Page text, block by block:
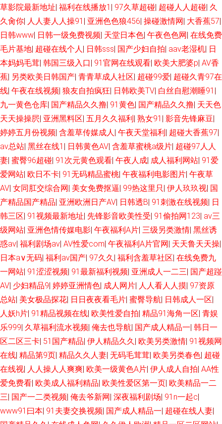
草影院最新地址| 福利在线播放1 | 97久草超碰| 超碰人人超碰| 久
久肏你| 人人妻人人操91 | 亚洲色色狼456| 操碰激情网| 大香蕉57|
日韩www| 日韩一级免费视频| 天堂日本色| 午夜色色网| 在线免费
毛片基地| 超碰在线个人| 日韩sss| 国产少妇自拍| aav老湿机| 日
本妈妈毛茸| 韩国三级入口| 91官网在线观看| 欧美大肥婆p| AV香
蕉| 另类欧美日韩国产| 青青草成人社区| 超碰99爱| 超碰久青97在
线| 午夜在线视频| 狼友自拍疯狂| 日韩欧美TV| 白丝自慰潮睡91 |
九一黄色仓库| 国产精品久久撸| 91黄色| 国产精品久久撸| 天天色
天天操操屄| 亚洲黑料区| 五月久久福利| 熟女91 | 影音先锋麻豆|
婷婷五月份视频| 含羞草传媒成人| 午夜天堂福利| 超碰大香蕉97|
av总站| 黑丝在线1 | 日韩黄色AV| 含羞草蜜桃a级片| 超碰97人人
妻| 蜜臀96超碰| 91次元黄色观看| 午夜人成| 成人福利网站| 91爱
爱网站| 欧日不卡| 91无码精品蜜桃| 午夜福利电影图片| 午夜草
AV| 女同肛交综合网| 美女免费抠逼| 99热这里只| 伊人玖玖视| 国
产精品国产精品| 亚洲欧洲日产AV| 日韩透B| 91刺激在线视频| 日
韩三区| 91视频最新地址| 先锋影音欧美性受| 91偷拍网123| av三
级网站| 亚洲色情传媒电影| 午夜福利A片| 三级另类激情| 黑丝诱
惑av| 福利剧场av| AV性爱com| 午夜福利A片官网| 天天鲁天天操|
日本a∨无码| 福利av国产| 97久久| 福利含羞草社区| 在线免费九
一网站| 91涩涩视频| 91最新福利视频| 亚洲成人一二三| 国产超踫
AV| 少妇精品9| 婷婷亚洲情色| 成人网片| 人人看人人摸| 97资原
总站| 美女极品探花| 日日夜夜看毛片| 蜜臀导航| 日韩成人一区|
人妖h片| 91精品视频在线| 欧美性爱自拍| 精品91海角一区| 青娱
乐999| 久草福利流水视频| 俺去也导航| 国产成人精品一| 韩日一
区二区三卡| 51国产精品| 伊人精品久久| 欧美另类激情| 91视频网
在线| 精品第9页| 精品久久人妻| 无码毛茸茸| 欧美另类春色| 超碰
在线视| 人人操人人爽爽| 欧美一级黄色A片| 伊人成人自拍| AA性
爱免费看| 欧美成人福利精品| 欧美性爱区第一页| 欧美精品一二
三| 国产一二类视频| 俺去爷新网| 深夜福利剧场| 91n一起c|
www91曰本| 91夫妻交换视频| 国产成人精品一| 超碰在线人妻|